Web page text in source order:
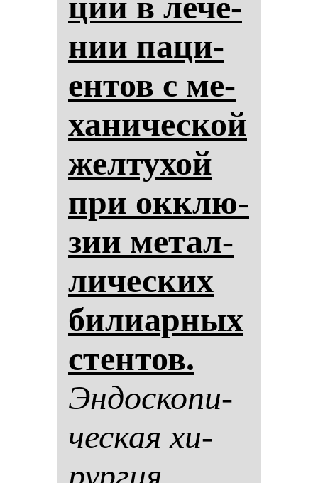
нии па­ци­
ен­тов с ме­
ха­ни­чес­кой
жел­ту­хой
при ок­клю­
зии ме­тал­
ли­чес­ких
би­ли­ар­ных
стен­тов.
Эн­дос­ко­пи­
чес­кая хи­